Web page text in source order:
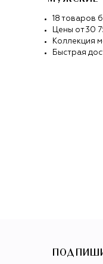
18 товаров
Цены от30
Коллекция
Быстрая